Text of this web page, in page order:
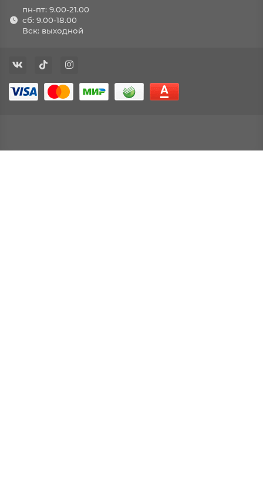
пн-пт: 9.00-21.00
сб: 9.00-18.00
Вск: выходной